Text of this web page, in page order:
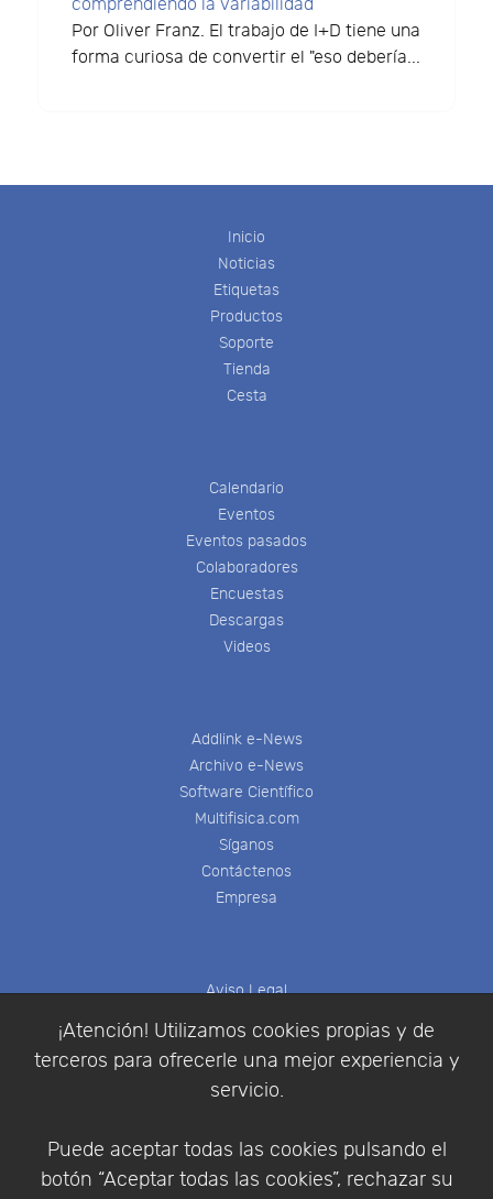
¡Atención! Utilizamos cookies propias y de
terceros para ofrecerle una mejor experiencia y
servicio.
Puede aceptar todas las cookies pulsando el
botón “Aceptar todas las cookies”, rechazar su
comprendiendo la variabilidad
Por Oliver Franz. El trabajo de I+D tiene una
forma curiosa de convertir el "eso debería...
Inicio
Noticias
Etiquetas
Productos
Soporte
Tienda
Cesta
Calendario
Eventos
Eventos pasados
Colaboradores
Encuestas
Descargas
Videos
Addlink e-News
Archivo e-News
Software Científico
Multifisica.com
Síganos
Contáctenos
Empresa
Aviso Legal
Política de Privacidad
Condiciones de compra
Identificarse